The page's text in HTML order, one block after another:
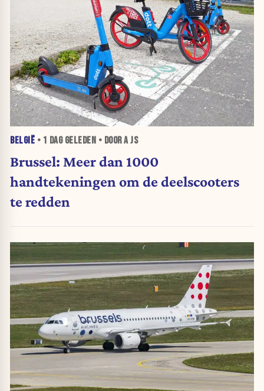
BELGIË • 1 DAGGELEDEN • DOOR A JS
Brussel: Meer dan 1000
handtekeningen om de deelscooters
te redden